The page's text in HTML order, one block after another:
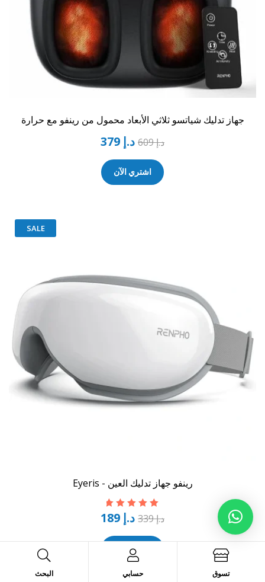
جهاز تدليك شياتسو ثلاثي الأبعاد محمول من رينفو مع حرارة
د.إ609 د.إ
اشتري الآن
SALE
رينفو جهاز تدليك العين - Eyeris
تم التقييم 5.00
د.إ339 د.إ
اشتري الآن
تسوق حسابي البحث